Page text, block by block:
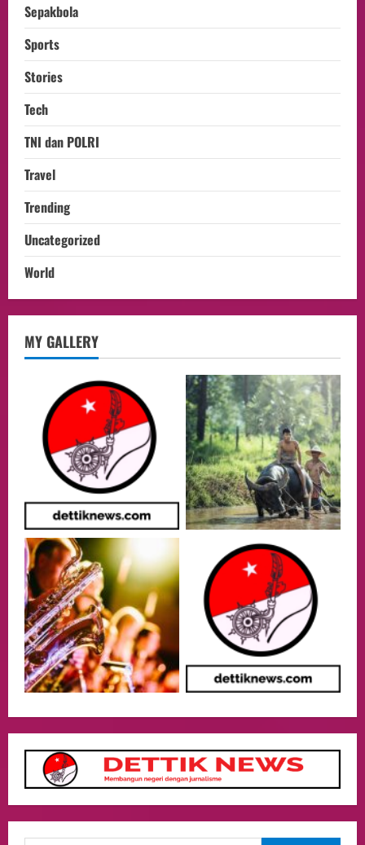
Sepakbola
Sports
Stories
Tech
TNI dan POLRI
Travel
Trending
Uncategorized
World
MY GALLERY
lembaga investor, Berorientasi Untuk
Meningkatkan SDM
05/08/2026
3
Health
Aliyuddin: Anak Indonesia di Luar Negeri
Harus Berprestasi, Berkarakter, dan
Menjaga Nama Baik Bangsa
05/08/2026
4
Putusan Diundur Lagi, Pernyataan
Hakim pada Sidang Sebelumnya Jadi
Sorotan
05/08/2026
5
Politik
Presiden Prabowo dan PM Thailand
Sepakat Perkuat Stabilitas ketahan
Kedua Negara.
Culture
Pengadilan Agama Jakarta Pusat
Selesaikan 25 Perkara Isbat Nikah bagi
WNI di Johor Bahru